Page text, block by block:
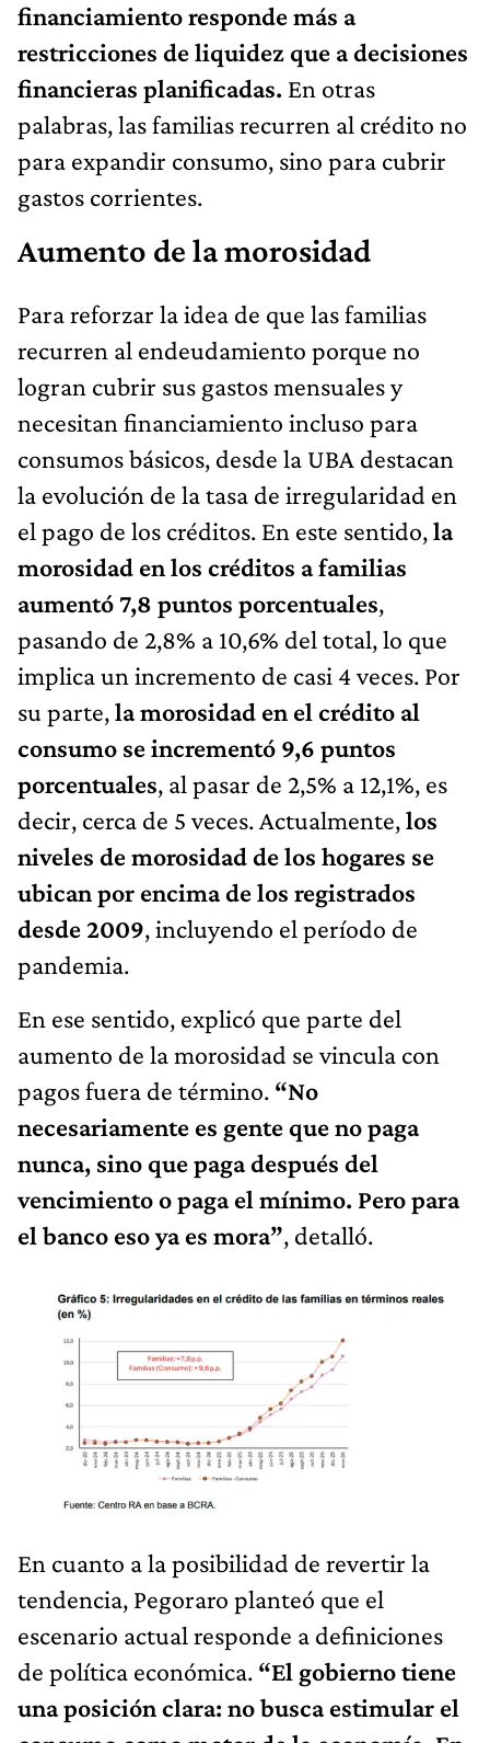
financiamiento responde más a
restricciones de liquidez que a decisiones
financieras planificadas. En otras
palabras, las familias recurren al crédito no
para expandir consumo, sino para cubrir
gastos corrientes.
Aumento de la morosidad
Para reforzar la idea de que las familias
recurren al endeudamiento porque no
logran cubrir sus gastos mensuales y
necesitan financiamiento incluso para
consumos básicos, desde la UBA destacan
la evolución de la tasa de irregularidad en
el pago de los créditos. En este sentido,la
morosidad en los créditos a familias
aumentó 7,8 puntos porcentuales,
pasando de 2,8% a 10,6% del total, lo que
implica un incremento de casi 4 veces. Por
su parte,la morosidad en el crédito al
consumo se incrementó 9,6 puntos
porcentuales, al pasar de 2,5% a 12,1%, es
decir, cerca de 5 veces. Actualmente,los
niveles de morosidad de los hogares se
ubican por encima de los registrados
desde 2009, incluyendo el período de
pandemia.
En ese sentido, explicó que parte del
aumento de la morosidad se vincula con
pagos fuera de término. “No
necesariamente es gente que no paga
nunca, sino que paga después del
vencimiento o paga el mínimo. Pero para
el banco eso ya es mora”, detalló.
En cuanto a la posibilidad de revertir la
tendencia, Pegoraro planteó que el
escenario actual responde a definiciones
de política económica. “El gobierno tiene
una posición clara: no busca estimular el